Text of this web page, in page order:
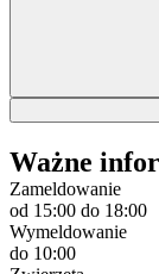
Ważne
Zameldowanie
od 15:00 do 18:00
Wymeldowanie
do 10:00